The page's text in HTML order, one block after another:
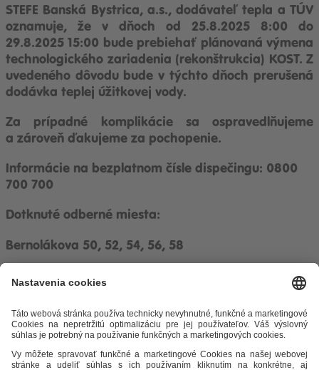
STEFE Banská Bystrica, a.s., dodávateľ tepla a TÚV
oznamuje, že v dňoch od 25.8.2025 8:00 do
29.8.2025 15:00 bude prebiehať plánovaná výmena
technologického zariadenia (rekonštrukcia) KOST. Z
uvedeného dôvodu bude v týchto dňoch prerušená
dodávka teplej úžitkovej vody.
Za prípadné komplikácie sa ospravedlňujeme
a zároveň ďakujeme za pochopenie.
Informácie na bezplatnom čísle dispečingu: 0800
700 700
Dotknuté odberné miesta:
Bernolákova 50, 52, 54, 56, 58
Odkazy
Ochrana osobných údajov Cenník zemný plyn Časopis Teplo v
meste Impresum Etický kódex Podmienky a ustanovenia Mapa